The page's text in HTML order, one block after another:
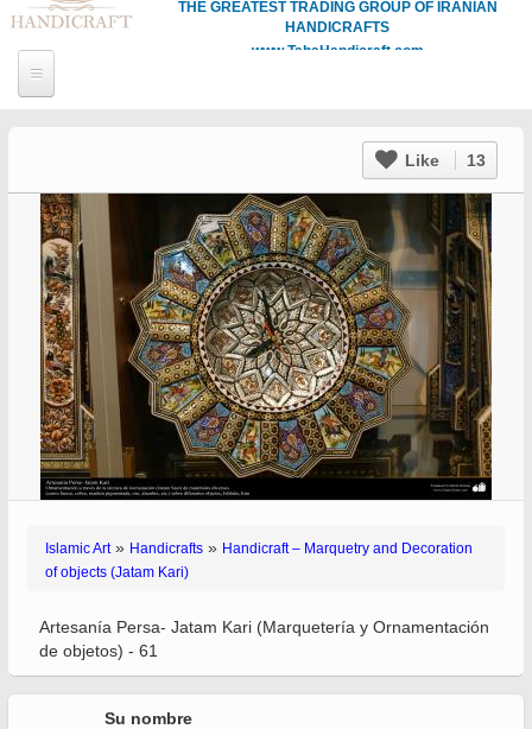
THE GREATEST TRADING GROUP OF IRANIAN
HANDICRAFTS
www.TahaHandicraft.com
Like 13
Islamic Art» Handicrafts » Handicraft – Marquetry and Decoration
of objects (Jatam Kari)
Artesanía Persa- Jatam Kari (Marquetería y Ornamentación
de objetos) - 61
Su nombre